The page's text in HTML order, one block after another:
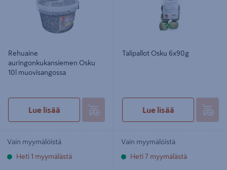
Rehuaine
auringonkukansiemen Osku
10l muovisangossa
Lue lisää
Vain myymälöistä
Heti 1 myymälästä
Talipallot Osku 6x90g
Lue lisää
Vain myymälöistä
Heti 7 myymälästä